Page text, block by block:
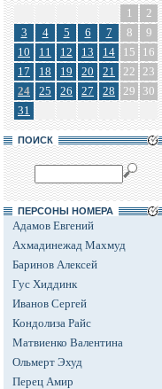
1
2
3
4 5 6 7 8
9
10
11 12 13 14 15
16
17
18 19 20 21 22 23
24
25 26 27 28 29
30
31
ПОИСК
ПЕРСОНЫ НОМЕРА
Адамов Евгений
Ахмадинежад Махмуд
Баринов Алексей
Гус Хиддинк
Иванов Сергей
Кондолиза Райс
Матвиенко Валентина
Ольмерт Эхуд
Перец Амир